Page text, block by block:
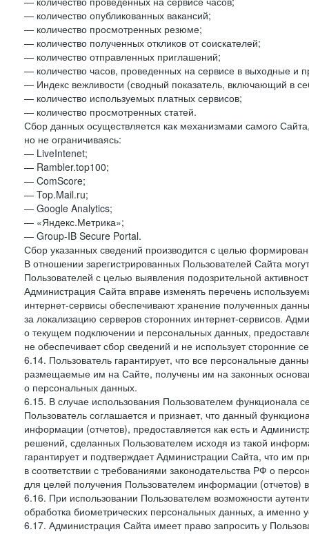
— количество опубликованных вакансий;
— количество просмотренных резюме;
— количество полученных откликов от соискателей;
— количество отправленных приглашений;
— количество часов, проведенных на сервисе в выходные и
— Индекс вежливости (сводный показатель, включающий в
— количество используемых платных сервисов;
— количество просмотренных статей.
Сбор данных осуществляется как механизмами самого
но не ограничиваясь:
— LiveIntenet;
— Rambler.top100;
— ComScore;
— Top.Mail.ru;
— Google Analytics;
— «Яндекс.Метрика»;
— Group-IB Secure Portal.
Сбор указанных сведений производится с целью
В отношении зарегистрированных Пользователей Сайта
Пользователей с целью выявления подозрительной
Администрация Сайта вправе изменять перечень
интернет-сервисы обеспечивают хранение полученных
за локализацию серверов сторонних интернет-сервисов.
о текущем подключении и персональных данных,
не обеспечивает сбор сведений и не использует
6.14. Пользователь гарантирует, что все персональные
размещаемые им на Сайте, получены им на законных
о персональных данных.
6.15. В случае использования Пользователем функционала
Пользователь соглашается и признает, что данный
информации (отчетов), предоставляется как есть и
решений, сделанных Пользователем исходя из такой
гарантирует и подтверждает Администрации Сайта, что им
в соответствии с требованиями законодательства РФ о
для целей получения Пользователем информации (отчетов)
6.16. При использовании Пользователем возможности
обработка биометрических персональных данных, а именно
6.17. Администрация Сайта имеет право запросить у